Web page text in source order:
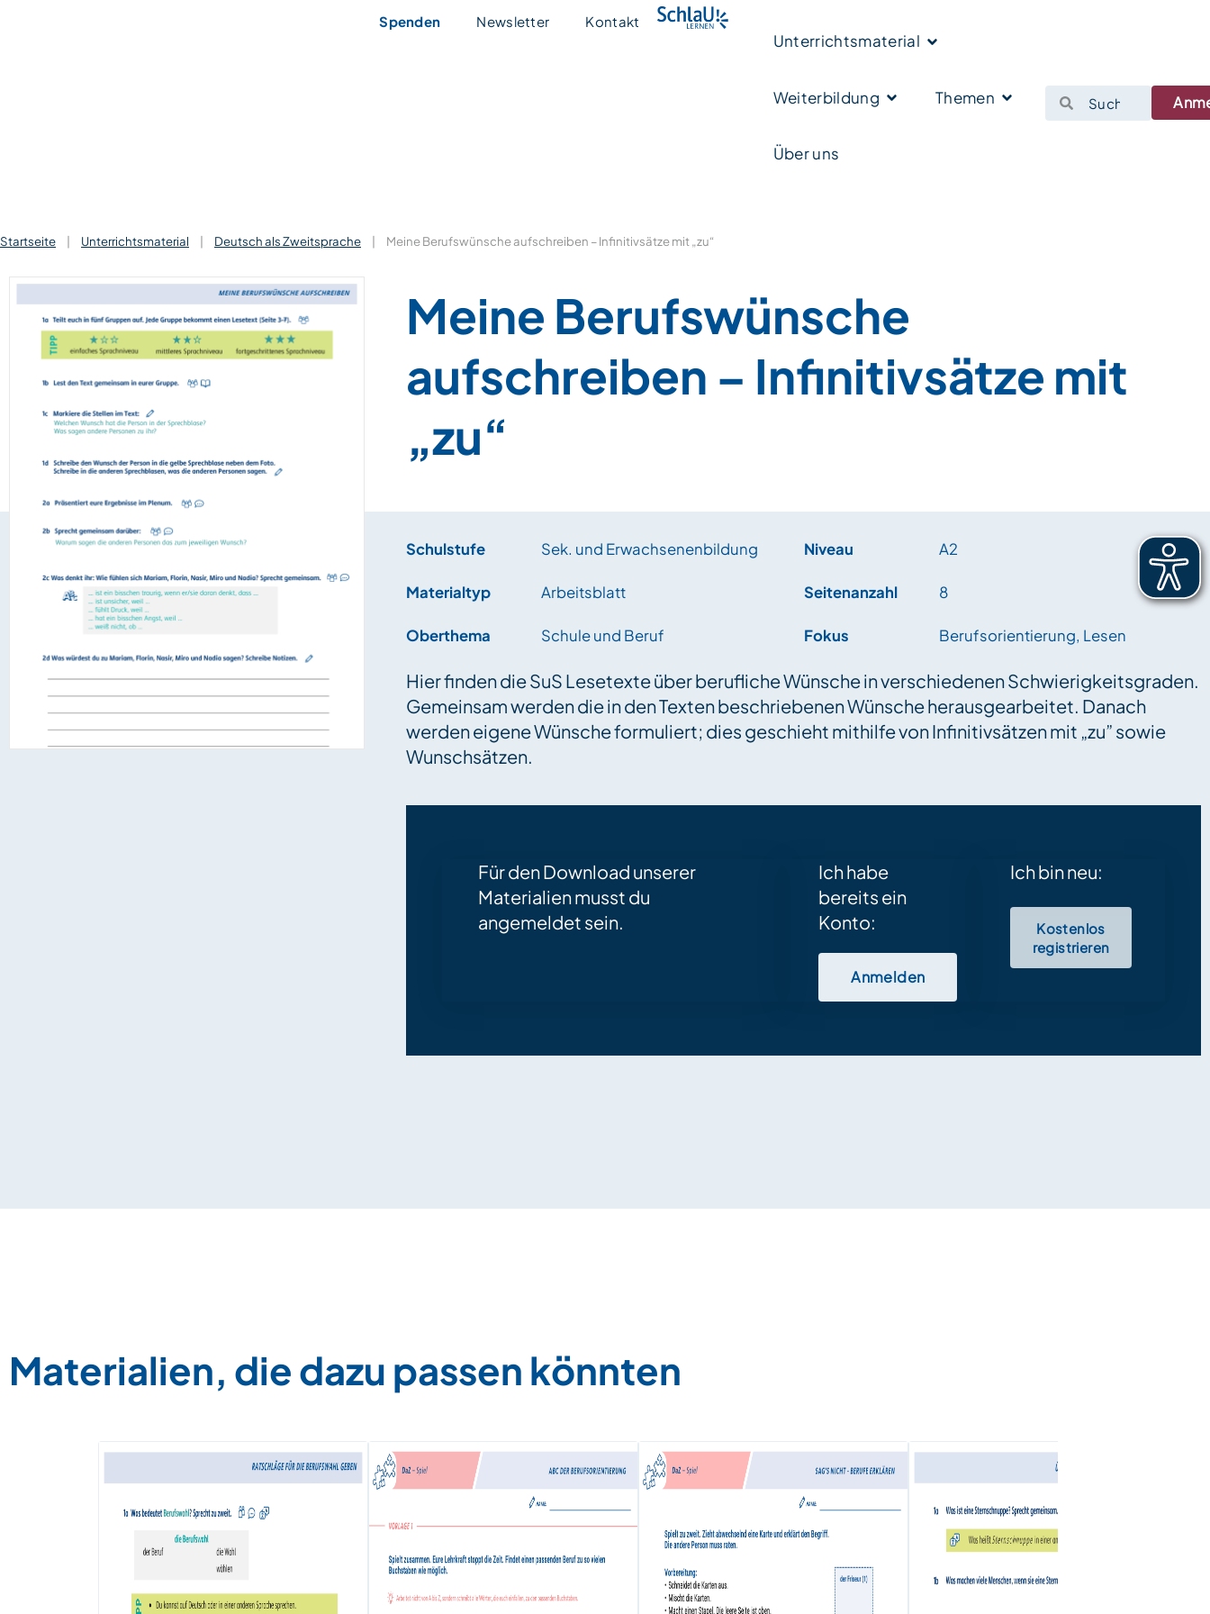
Spenden Newsletter Kontakt
Unterrichtsmaterial
Weiterbildung Themen
Über uns
Startseite | Unterrichtsmaterial | Deutsch als Zweitsprache | Meine Berufswünsche aufschreiben – Infinitivsätze mit „zu“
Meine Berufswünsche
aufschreiben – Infinitivsätze mit
„zu“
Schulstufe Sek. und Erwachsenenbildung
Materialtyp Arbeitsblatt
Oberthema Schule und Beruf
Niveau A2
Seitenanzahl 8
Fokus Berufsorientierung, Lesen
Hier finden die SuS Lesetexte über berufliche Wünsche in verschiedenen Schwierigkeitsgraden.
Gemeinsam werden die in den Texten beschriebenen Wünsche herausgearbeitet. Danach
werden eigene Wünsche formuliert; dies geschieht mithilfe von Infinitivsätzen mit „zu” sowie
Wunschsätzen.
Für den Download unserer
Materialien musst du
angemeldet sein.
Ich habe
bereits ein
Konto:
Anmelden
Ich bin neu:
Kostenlos
registrieren
Materialien, die dazu passen könnten